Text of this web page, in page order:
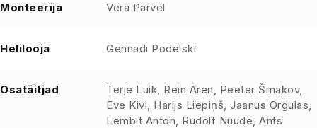
Monteerija Vera Parvel
Helilooja Gennadi Podelski
Osatäitjad
Terje Luik, Rein Aren, Peeter Šmakov,
Eve Kivi, Harijs Liepiņš, Jaanus Orgulas,
Lembit Anton, Rudolf Nuude, Ants